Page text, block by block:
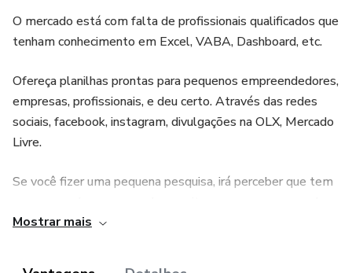
O mercado está com falta de profissionais qualificados que
tenham conhecimento em Excel, VABA, Dashboard, etc.
Ofereça planilhas prontas para pequenos empreendedores,
empresas, profissionais, e deu certo. Através das redes
sociais, facebook, instagram, divulgações na OLX, Mercado
Livre.
Se você fizer uma pequena pesquisa, irá perceber que tem
este serviço.
Mostrar mais